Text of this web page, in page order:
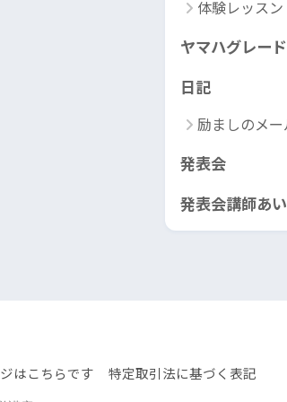
体験レッスン
ヤマハグレー
日記
励ましのメー
発表会
発表会講師あ
はこちらです 特定取引法に基づく表記